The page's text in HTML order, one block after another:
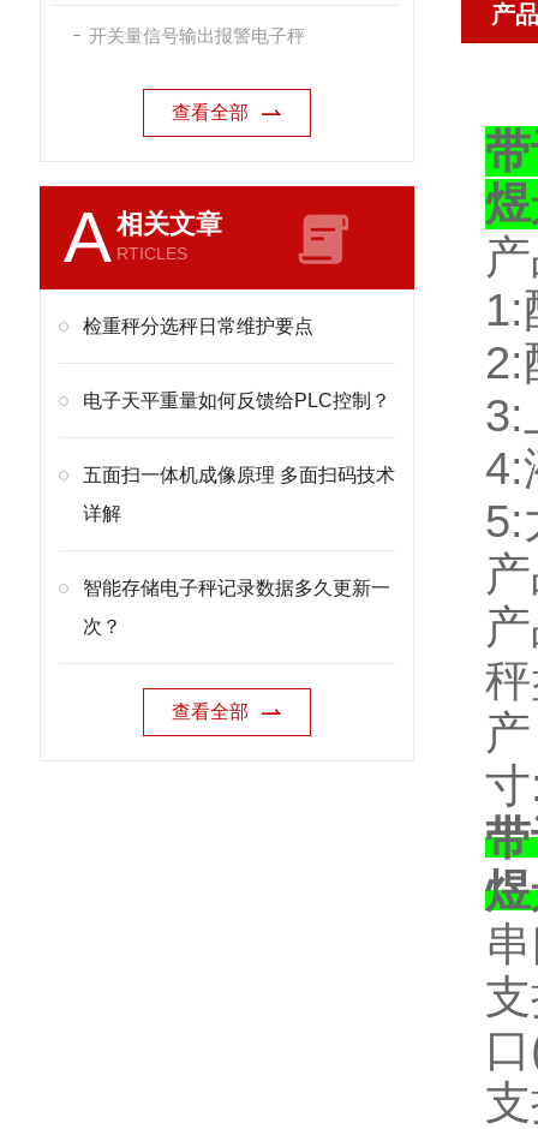
开关量信号输出报警电子秤
查看全部
A相关文章
RTICLES
检重秤分选秤日常维护要点
电子天平重量如何反馈给PLC控制？
五面扫一体机成像原理 多面扫码技术
详解
智能存储电子秤记录数据多久更新一
次？
查看全部
产
1:
2:
3:
4:
5:
寸
口